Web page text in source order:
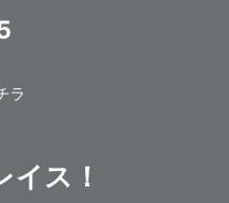
ラ
イス！